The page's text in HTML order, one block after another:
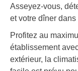
Asseyez-vous,
et votre dîner
Profitez au
établissement
extérieur, la